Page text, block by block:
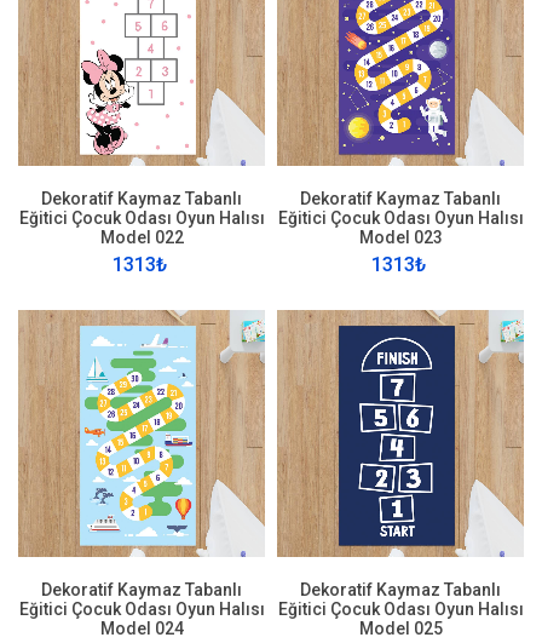
Dekoratif Kaymaz Tabanlı
Eğitici Çocuk Odası Oyun Halısı
Model 022
1313₺
Dekoratif Kaymaz Tabanlı
Eğitici Çocuk Odası Oyun Halısı
Model 023
1313₺
Dekoratif Kaymaz Tabanlı
Eğitici Çocuk Odası Oyun Halısı
Model 024
Dekoratif Kaymaz Tabanlı
Eğitici Çocuk Odası Oyun Halısı
Model 025